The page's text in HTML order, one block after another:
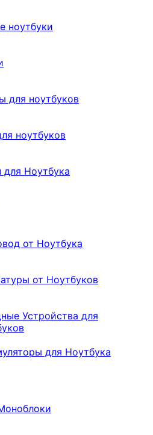
ноутбуки
для ноутбуков
ноутбуков
для Ноутбука
от Ноутбука
от Ноутбуков
Устройства для
для Ноутбука